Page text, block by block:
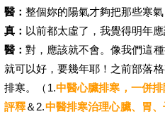
醫： 整個妳的陽氣才夠把那些寒氣
真： 以前都太虛了，我覺得明年
醫：對，應該就不會。像我們這
就可以好，要幾年耶！之前部落
排寒。（1.中醫心臟排寒，一併
評釋＆2.中醫排寒治理心臟、胃